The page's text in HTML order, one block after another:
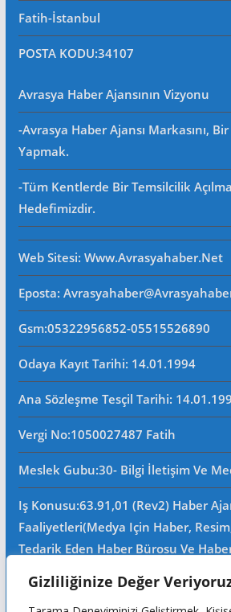
Gizliliğinize Değer
Fatih-İstanbul
POSTA KODU:34107
Avrasya Haber Ajansının Vizyonu
-Avrasya Haber Ajansı Markasını,
Yapmak.
-Tüm Kentlerde Bir Temsilcilik
Hedefimizdir.
Web Sitesi: Www.avrasyahaber.net
Eposta:
Gsm:05322956852-05515526890
Odaya Kayıt Tarihi: 14.01.1994
Ana Sözleşme Tesçil Tarihi:
Vergi No:1050027487 Fatih
Meslek Gubu:30- Bilgi İletişim Ve
Iş Konusu:63.91,01 (Rev2) Haber
Faaliyetleri(Medya Için Haber,
Tedarik Eden Haber Bürosu Ve
Filimcilik, Yayıncılık, Prodöktörlük,